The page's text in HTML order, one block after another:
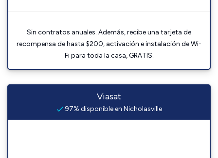
Sin contratos anuales. Además, recibe una tarjeta de
recompensa de hasta $200, activación e instalación de Wi-
Fi para toda la casa, GRATIS.
Viasat
97% disponible en Nicholasville